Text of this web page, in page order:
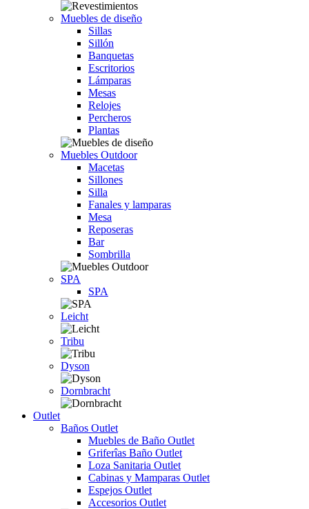
Muebles de diseño
Sillas
Sillón
Banquetas
Escritorios
Lámparas
Mesas
Relojes
Percheros
Plantas
Muebles Outdoor
Macetas
Sillones
Silla
Fanales y lamparas
Mesa
Reposeras
Bar
Sombrilla
SPA
SPA
Leicht
Tribu
Dyson
Dornbracht
Outlet
Baños Outlet
Muebles de Baño Outlet
Griferîas Baño Outlet
Loza Sanitaria Outlet
Cabinas y Mamparas Outlet
Espejos Outlet
Accesorios Outlet